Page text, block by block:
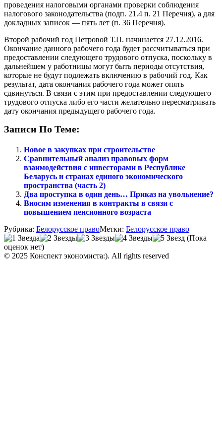
проведения налоговыми органами проверки соблюдения
налогового законодательства (подп. 21.4 п. 21 Перечня), а для
докладных записок — пять лет (п. 36 Перечня).
Второй рабочий год Петровой Т.П. начинается 27.12.2016.
Окончание данного рабочего года будет рассчитываться при
предоставлении следующего трудового отпуска, поскольку в
дальнейшем у работницы могут быть периоды отсутствия,
которые не будут подлежать включению в рабочий год. Как
результат, дата окончания рабочего года может опять
сдвинуться. В связи с этим при предоставлении следующего
трудового отпуска либо его части желательно пересматривать
дату окончания предыдущего рабочего года.
Записи По Теме:
Новое в закупках при строительстве
Сравнительный анализ правовых форм
взаимодействия с инвесторами в Республике
Беларусь и странах единого экономического
пространства (часть 2)
Два проступка в один день… Приказ на увольнение?
Вносим изменения в контракты в связи с
повышением пенсионного возраста
Рубрика: Белорусское правоМетки: Белорусское право
(Пока
оценок нет)
© 2025 Конспект экономиста:). All rights reserved